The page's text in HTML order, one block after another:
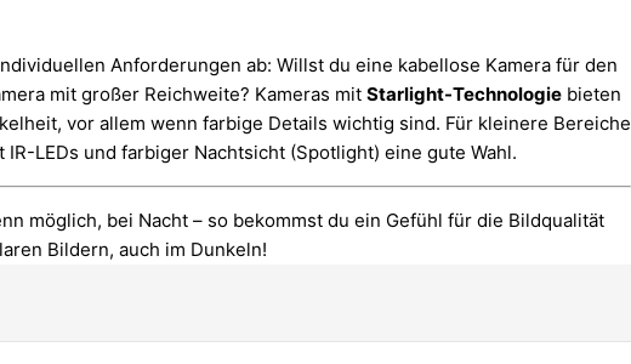
Anforderungen ab: Willst du eine kabellose Kamera für den
mit großer Reichweite? Kameras mit Starlight-Technologie bieten
vor allem wenn farbige Details wichtig sind. Für kleinere Bereiche
LEDs und farbiger Nachtsicht (Spotlight) eine gute Wahl.
möglich, bei Nacht – so bekommst du ein Gefühl für die Bildqualität
Bildern, auch im Dunkeln!